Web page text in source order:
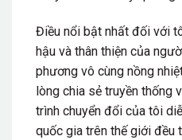
Điều nổi bật nhất đối với
hậu và thân thiện của
phương vô cùng nồng
lòng chia sẻ truyền thống
trình chuyển đổi của tôi
quốc gia trên thế giới đều